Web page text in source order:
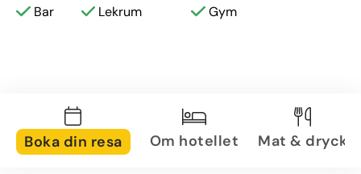
Bar
Lekrum Gym
Boka din resa Om hotellet Mat & dryck